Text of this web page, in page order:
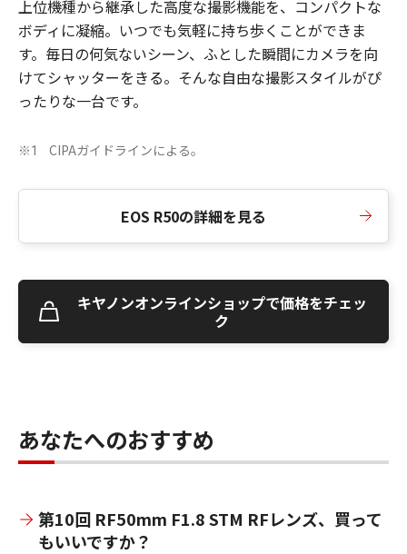
上位機種から継承した高度な撮影機能を、コンパクトな
ボディに凝縮。いつでも気軽に持ち歩くことができま
す。毎日の何気ないシーン、ふとした瞬間にカメラを向
けてシャッターをきる。そんな自由な撮影スタイルがぴ
ったりな一台です。
※1 CIPAガイドラインによる。
EOS R50の詳細を見る
キヤノンオンラインショップで価格をチェッ
ク
あなたへのおすすめ
第10回 RF50mm F1.8 STM RFレンズ、買って
もいいですか？